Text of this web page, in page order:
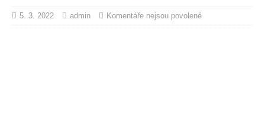
5. 3. 2022 admin Komentáře nejsou povolené